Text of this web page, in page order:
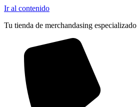
Ir al contenido
Tu tienda de merchandasing especializado